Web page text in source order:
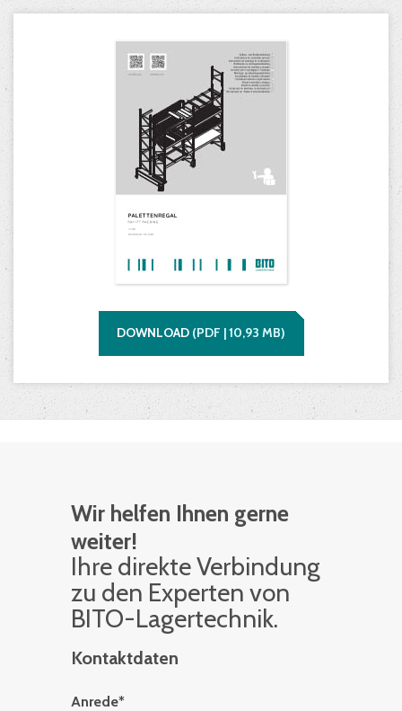
DOWNLOAD (PDF |10,93 MB)
Wir helfen Ihnen gerne
weiter!
Ihre di­rek­te Ver­bin­dung
zu den Ex­per­ten von
BITO-La­ger­tech­nik.
Kontaktdaten
Anrede*